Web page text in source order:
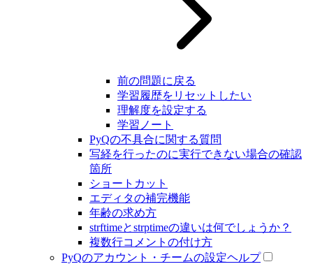
前の問題に戻る
学習履歴をリセットしたい
理解度を設定する
学習ノート
PyQの不具合に関する質問
写経を行ったのに実行できない場合の確認
箇所
ショートカット
エディタの補完機能
年齢の求め方
strftimeとstrptimeの違いは何でしょうか？
複数行コメントの付け方
PyQのアカウント・チームの設定ヘルプ